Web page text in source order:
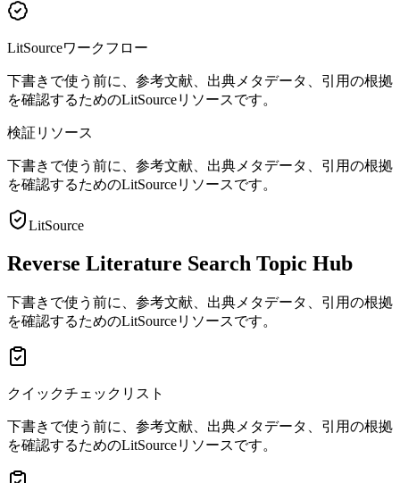
LitSourceワークフロー
下書きで使う前に、参考文献、出典メタデータ、引用の根拠
を確認するためのLitSourceリソースです。
検証リソース
下書きで使う前に、参考文献、出典メタデータ、引用の根拠
を確認するためのLitSourceリソースです。
LitSource
Reverse Literature Search Topic Hub
下書きで使う前に、参考文献、出典メタデータ、引用の根拠
を確認するためのLitSourceリソースです。
クイックチェックリスト
下書きで使う前に、参考文献、出典メタデータ、引用の根拠
を確認するためのLitSourceリソースです。